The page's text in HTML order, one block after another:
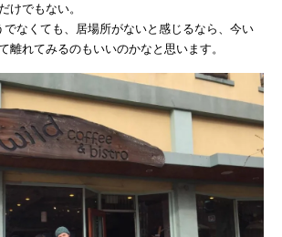
けでもない。
でなくても、居場所がないと感じるなら、今い
離れてみるのもいいのかなと思います。